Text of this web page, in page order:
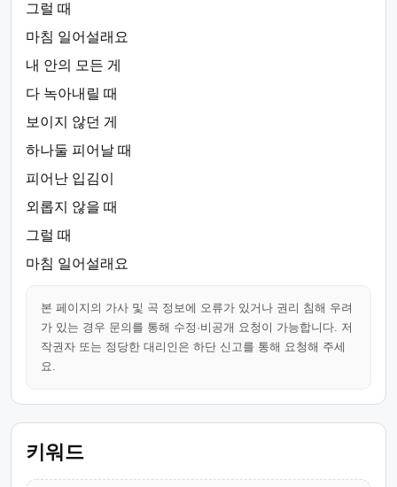
그럴 때
마침 일어설래요
내 안의 모든 게
다 녹아내릴 때
보이지 않던 게
하나둘 피어날 때
피어난 입김이
외롭지 않을 때
그럴 때
마침 일어설래요
본 페이지의 가사 및 곡 정보에 오류가 있거나 권리 침해 우려
가 있는 경우 문의를 통해 수정·비공개 요청이 가능합니다. 저
작권자 또는 정당한 대리인은 하단 신고를 통해 요청해 주세
요.
키워드